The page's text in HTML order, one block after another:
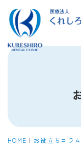
HOME | お役立ちコラム